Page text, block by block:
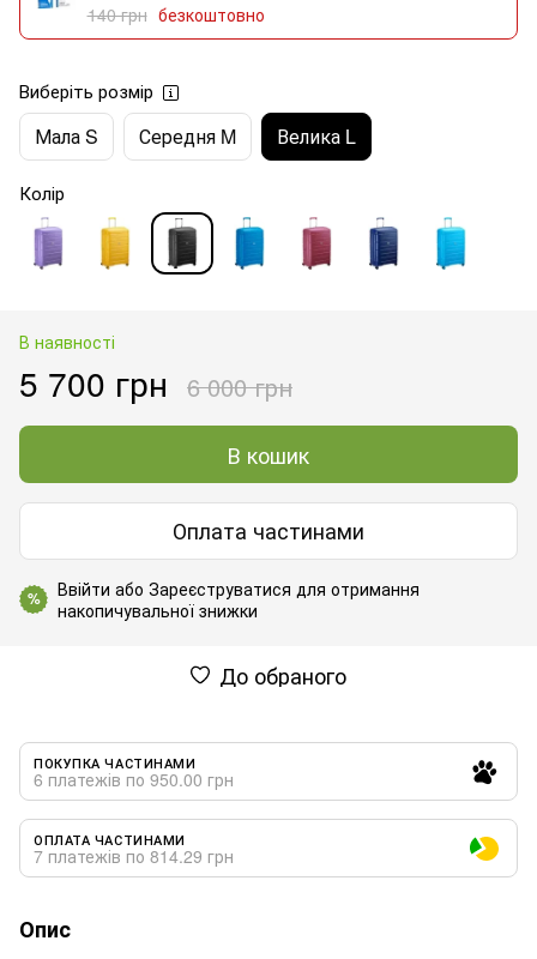
140 грн безкоштовно
Виберіть розмір
Мала S Середня M Велика L
Колір
В наявності
5 700 грн 6 000 грн
В кошик
Оплата частинами
% Ввійти або Зареєструватися для отримання
накопичувальної знижки
До обраного
ПОКУПКА ЧАСТИНАМИ
6 платежів по 950.00 грн
ОПЛАТА ЧАСТИНАМИ
7 платежів по 814.29 грн
Опис